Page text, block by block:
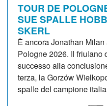
TOUR DE
SUE SPALLE
SKERL
È ancora Jonathan
Pologne 2026. Il friulano
successo alla
terza, la Gorzów
spalle del campione